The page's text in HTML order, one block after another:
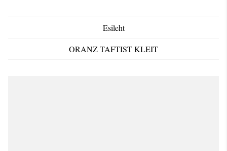
Esileht
ORANZ TAFTIST KLEIT